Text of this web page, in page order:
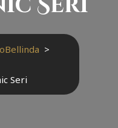
>
Seri